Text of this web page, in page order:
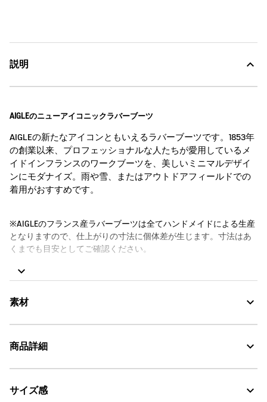
説明
AIGLEのニューアイコニックラバーブーツ
AIGLEの新たなアイコンともいえるラバーブーツです。1853年
の創業以来、プロフェッショナルな人たちが愛用しているメ
イドインフランスのワークブーツを、美しいミニマルデザイ
ンにモダナイズ。雨や雪、またはアウトドアフィールドでの
着用がおすすめです。
※AIGLEのフランス産ラバーブーツは全てハンドメイドによる生産
となりますので、仕上がりの寸法に個体差が生じます。寸法はあ
くまでも目安としてご確認ください。
【足と汗の関係】
め、ブーツ内に汗が溜り、水もれをしているような感覚になる場
湿気が排出されるようにしたり、履き替えられる場所ではサンダ
も考えた着用をおすすめいたします。
から
素材
素材の特徴
MADE IN FRANCE : メイド イン フランス
商品詳細
・色：ノワール（ブラック） (002)
サイズ感